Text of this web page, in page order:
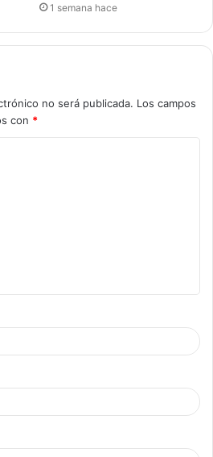
1 semana hace
no será publicada. Los campos
con *